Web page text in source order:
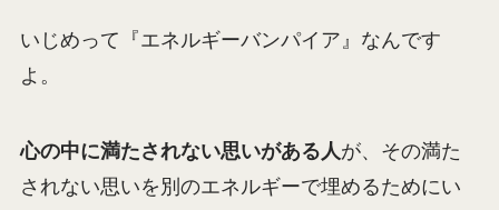
いじめって『エネルギーバンパイア』なんです
よ。
心の中に満たされない思いがある人 が、その満た
されない思いを別のエネルギーで埋めるためにい